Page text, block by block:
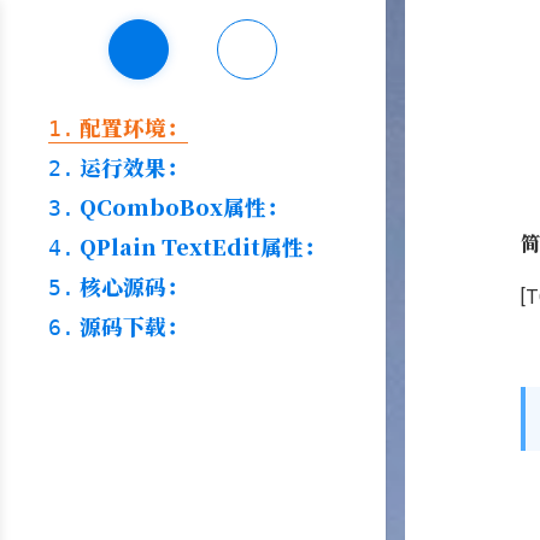
1. 配置环境：
2. 运行效果：
3. QComboBox属性：
4. QPlain TextEdit属性：
5. 核心源码：
6. 源码下载：